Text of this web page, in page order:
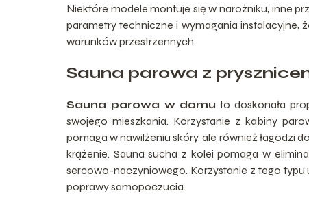
Niektóre modele montuje się w narożniku, inne
parametry techniczne i wymagania
warunków przestrzennych.
Sauna parowa z
Sauna parowa w domu to doskonała
swojego mieszkania. Korzystanie z kabiny
pomaga w nawilżeniu skóry, ale również łagodzi
krążenie. Sauna sucha z kolei pomaga w
sercowo-naczyniowego. Korzystanie z tego typu
poprawy samopoczucia.